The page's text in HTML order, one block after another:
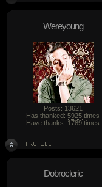
Wereyoung
Posts: 13621
Has thanked:5925 times
Have thanks: 1789 times
Dobrocleric